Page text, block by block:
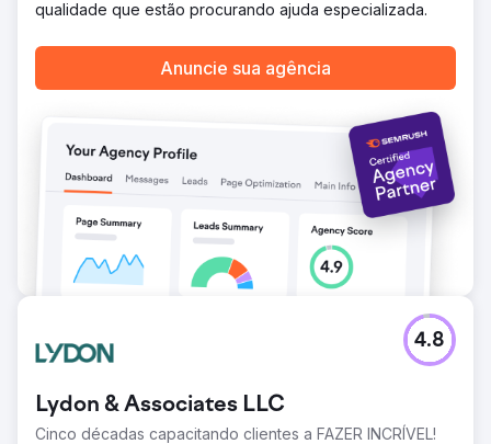
qualidade que estão procurando ajuda especializada.
Anuncie sua agência
Lydon & Associates LLC
Cinco décadas capacitando clientes a FAZER INCRÍVEL!
4.8